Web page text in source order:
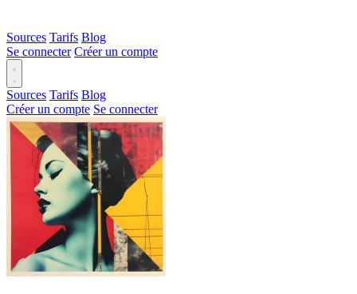
Sources Tarifs Blog
Se connecter Créer un compte
Sources Tarifs Blog
Créer un compte Se connecter